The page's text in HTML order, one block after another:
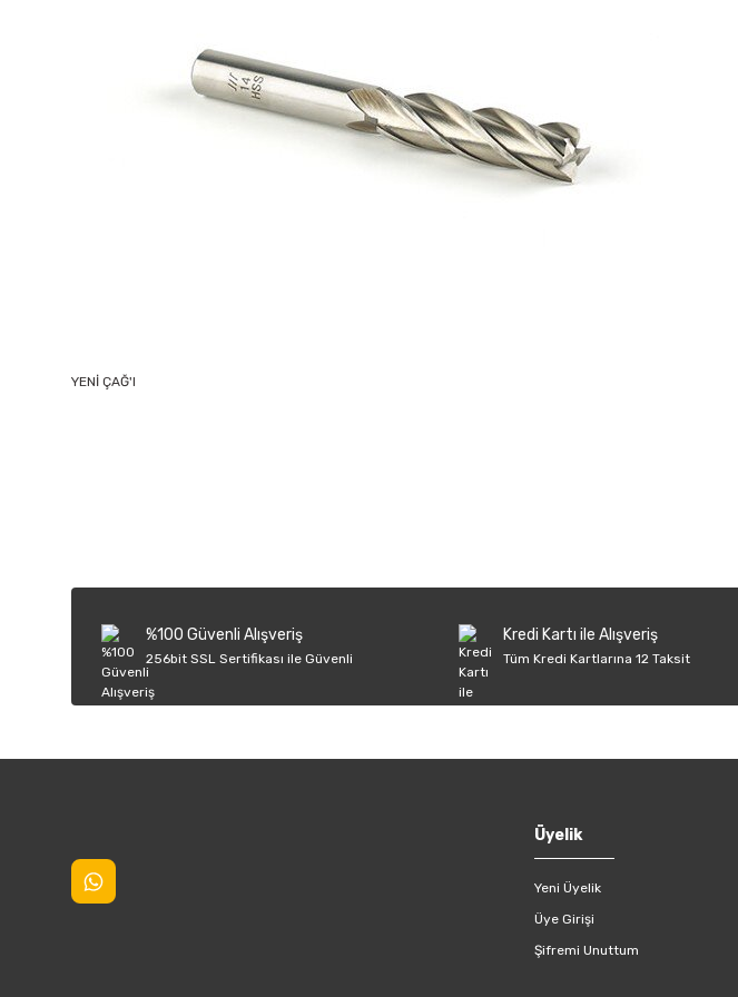
YENİ ÇAĞ'I
Ürün fiyatı diğer sitelerden daha pahalı.
Bu ürüne benzer farklı alternatifler olmalı.
%100 Güvenli Alışveriş
256bit SSL Sertifikası ile Güvenli
Kredi Kartı ile Alışveriş
Tüm Kredi Kartlarına 12 Taksit
Üyelik
Yeni Üyelik
Üye Girişi
Şifremi Unuttum